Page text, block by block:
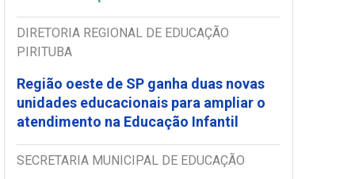
DIRETORIA REGIONAL DE EDUCAÇÃO
PIRITUBA
Região oeste de SP ganha duas novas
unidades educacionais para ampliar o
atendimento na Educação Infantil
SECRETARIA MUNICIPAL DE EDUCAÇÃO